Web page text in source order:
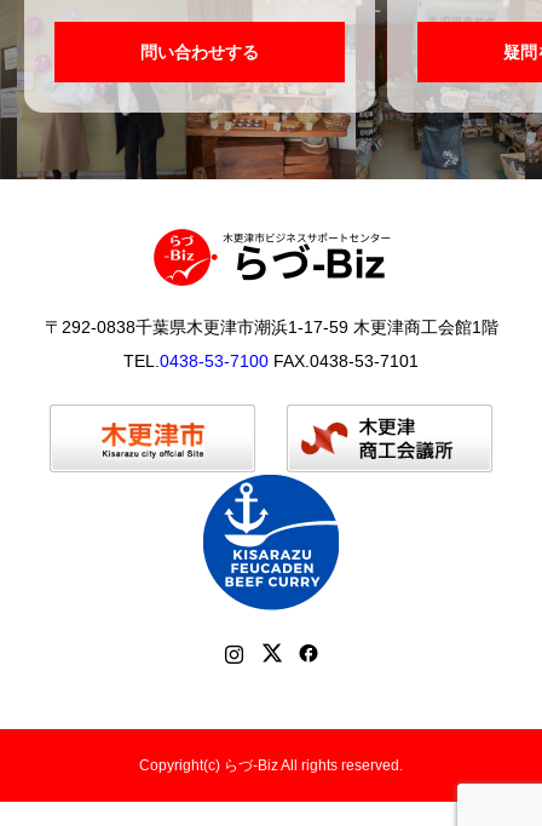
問い合わせする 疑問
〒292-0838千葉県木更津市潮浜1-17-59 木更津商工会館1階
TEL. 0438-53-7100 FAX.0438-53-7101
Copyright(c) らづ-Biz All rights reserved.